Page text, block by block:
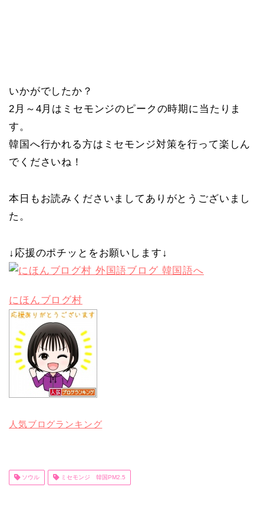
いかがでしたか？
2月～4月はミセモンジのピークの時期に当たりま
す。
韓国へ行かれる方はミセモンジ対策を行って楽しん
でくださいね！
本日もお読みくださいましてありがとうございまし
た。
↓応援のポチッとをお願いします↓
にほんブログ村
人気ブログランキング
ソウル ミセモンジ 韓国PM2.5